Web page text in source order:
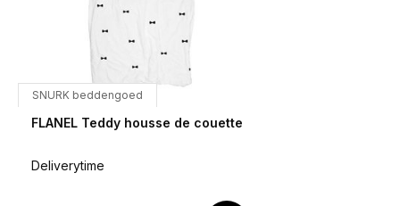
SNURK beddengoed
FLANEL Teddy housse de couette
Deliverytime